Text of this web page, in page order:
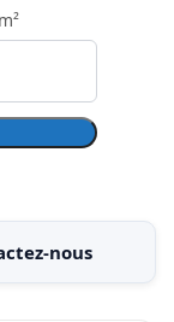
nous